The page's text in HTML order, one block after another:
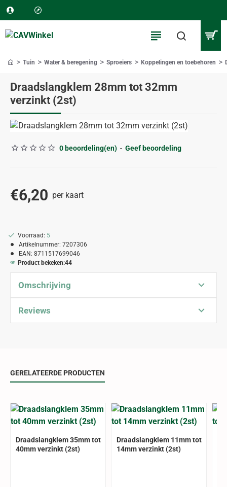
Draadslangklem 28mm tot 32mm
verzinkt (2st)
Tuin Water & beregening Sproeiers Koppelingen en toebehoren
0 beoordeling(en) - Geef beoordeling
€6,20 per kaart
Voorraad: 5
Artikelnummer: 7207306
EAN: 8711517699046
Product bekeken:44
Omschrijving
Reviews
GERELATEERDE PRODUCTEN
Draadslangklem 35mm tot
40mm verzinkt (2st)
Draadslangklem 11mm tot
14mm verzinkt (2st)